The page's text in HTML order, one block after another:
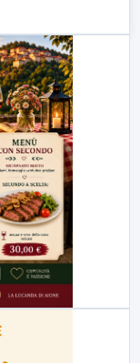
LabNews (replica)